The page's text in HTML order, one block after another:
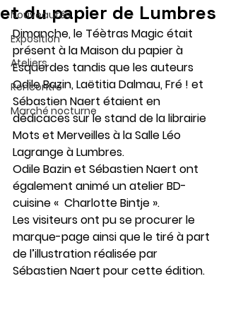
Nouveautés
Exposition
Ateliers
Rencontre
Marché nocturne
et du papier de Lumbres
Dimanche, le Téètras Magic était
présent à la Maison du papier à
Esquerdes tandis que les auteurs
Odile Bazin, Laëtitia Dalmau, Fré ! et
Sébastien Naert étaient en
dédicaces sur le stand de la librairie
Mots et Merveilles à la Salle Léo
Lagrange à Lumbres.
Odile Bazin et Sébastien Naert ont
également animé un atelier BD-
cuisine «  Charlotte Bintje ».
Les visiteurs ont pu se procurer le
marque-page ainsi que le tiré à part
de l’illustration réalisée par
Sébastien Naert pour cette édition.